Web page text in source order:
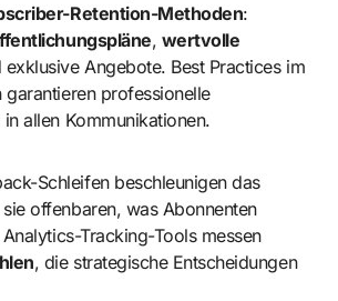
Retention-Methoden:
, wertvolle
exklusive Angebote. Best Practices im
garantieren professionelle
allen Kommunikationen.
Schleifen beschleunigen das
offenbaren, was Abonnenten
Tracking-Tools messen
, die strategische Entscheidungen